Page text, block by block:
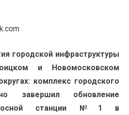
городской инфраструктуры
и Новомосковском
комплекс городского
завершил обновление
насосной станции №1 в